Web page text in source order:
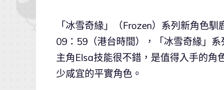
「冰雪奇緣」（Frozen）系列新角色
09：59（港台時間），「冰雪奇緣」
主角Elsa技能很不錯，是值得入手的角
少咸宜的平實角色。